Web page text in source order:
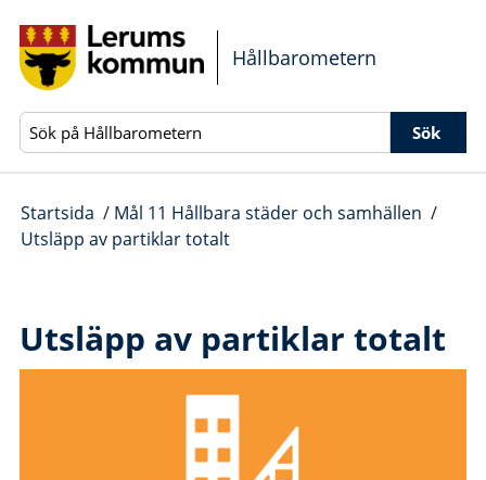
Hållbarometern
Sök
Startsida / Mål 11 Hållbara städer och samhällen /
Utsläpp av partiklar totalt
Utsläpp av partiklar totalt